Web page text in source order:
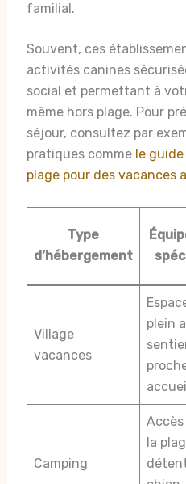
familial.
Souvent, ces
activités canines
social et permettant à
même hors plage. Pour
séjour, consultez par
pratiques comme le
plage pour des vacances
Type
d’hébergement
Village
vacances
plein
Camping
la